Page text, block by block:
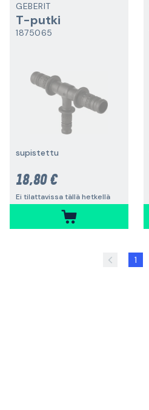
GEBERIT
T-putki
1875065
supistettu
18,80 €
Ei tilattavissa tällä hetkellä
1